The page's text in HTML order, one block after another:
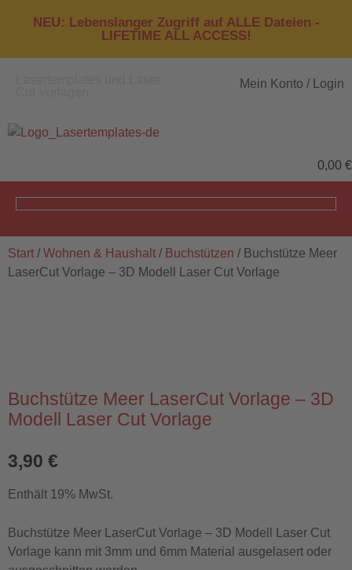
NEU: Lebenslanger Zugriff auf ALLE Dateien -
LIFETIME ALL ACCESS!
Mein Konto / Login
0,00 €
Start / Wohnen & Haushalt / Buchstützen / Buchstütze Meer
LaserCut Vorlage – 3D Modell Laser Cut Vorlage
Buchstütze Meer LaserCut Vorlage – 3D
Modell Laser Cut Vorlage
3,90 €
Enthält 19% MwSt.
Buchstütze Meer LaserCut Vorlage – 3D Modell Laser Cut
Vorlage kann mit 3mm und 6mm Material ausgelasert oder